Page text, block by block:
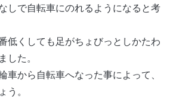
しで自転車にのれるようになると考
低くしても足がちょびっとしかたわ
した。
車から自転車へなった事によって、
う。